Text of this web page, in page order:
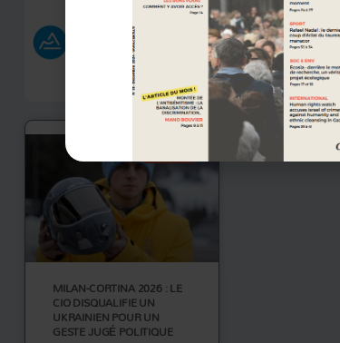
MILAN-CORTINA 2026 : LE
CIO DISQUALIFIE UN
UKRAINIEN POUR UN
GESTE JUGÉ POLITIQUE